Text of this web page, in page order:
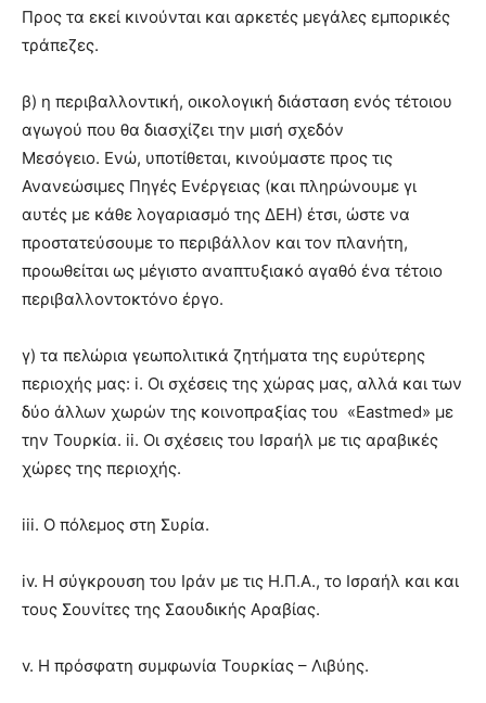
Προς τα εκεί κινούνται και αρκετές μεγάλες εμπορικές
τράπεζες.
β) η περιβαλλοντική, οικολογική διάσταση ενός τέτοιου
αγωγού που θα διασχίζει την μισή σχεδόν
Μεσόγειο. Ενώ, υποτίθεται, κινούμαστε προς τις
Ανανεώσιμες Πηγές Ενέργειας (και πληρώνουμε γι
αυτές με κάθε λογαριασμό της ΔΕΗ) έτσι, ώστε να
προστατεύσουμε το περιβάλλον και τον πλανήτη,
προωθείται ως μέγιστο αναπτυξιακό αγαθό ένα τέτοιο
περιβαλλοντοκτόνο έργο.
γ) τα πελώρια γεωπολιτικά ζητήματα της ευρύτερης
περιοχής μας: i. Οι σχέσεις της χώρας μας, αλλά και των
δύο άλλων χωρών της κοινοπραξίας του «Eastmed» με
την Τουρκία. ii. Οι σχέσεις του Ισραήλ με τις αραβικές
χώρες της περιοχής.
iii. Ο πόλεμος στη Συρία.
iv. Η σύγκρουση του Ιράν με τις Η.Π.Α., το Ισραήλ και και
τους Σουνίτες της Σαουδικής Αραβίας.
v. Η πρόσφατη συμφωνία Τουρκίας – Λιβύης.